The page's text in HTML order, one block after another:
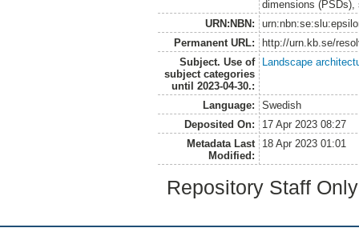
dimensions
URN:NBN:
Permanent URL:
http://urn.kb.se/
Subject. Use of
subject categories
until 2023-04-30.:
Landscape
Language:
Swedish
Deposited On:
17 Apr 2023 08:27
Metadata Last
Modified:
18 Apr 2023 01:01
Repository Staff